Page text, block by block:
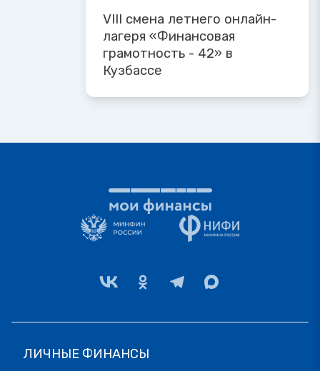
VIII смена летнего онлайн-
лагеря «Финансовая
грамотность - 42» в
Кузбассе
ЛИЧНЫЕ ФИНАНСЫ